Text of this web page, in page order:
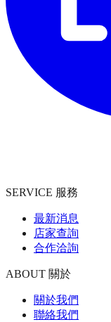
SERVICE 服務
最新消息
店家查詢
合作洽詢
ABOUT 關於
關於我們
聯絡我們